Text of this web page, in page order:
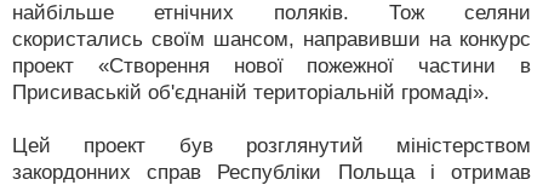
найбільше етнічних поляків. Тож селяни
скористались своїм шансом, направивши на конкурс
проект «Створення нової пожежної частини в
Присиваській об'єднаній територіальній громаді».
Цей проект був розглянутий міністерством
закордонних справ Республіки Польща і отримав